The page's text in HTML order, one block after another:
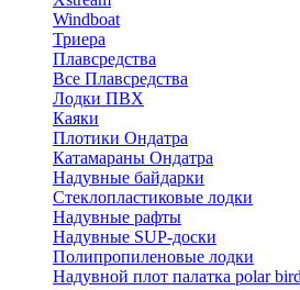
Windboat
Триера
Плавсредства
Все Плавсредства
Лодки ПВХ
Каяки
Плотики Ондатра
Катамараны Ондатра
Надувные байдарки
Стеклопластиковые лодки
Надувные рафты
Надувные SUP-доски
Полипропиленовые лодки
Надувной плот палатка polar bird